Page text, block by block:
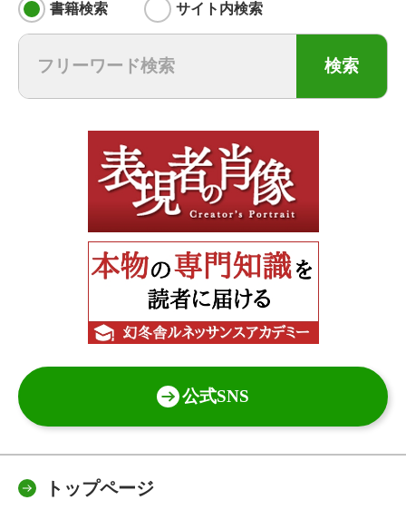
書籍検索 サイト内検索
検索
公式SNS
トップページ